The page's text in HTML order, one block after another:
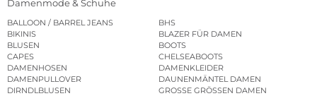
Damenmode & Schuhe
BALLOON / BARREL JEANS
BHS
BIKINIS
BLAZER FÜR DAMEN
BLUSEN
BOOTS
CAPES
CHELSEABOOTS
DAMENHOSEN
DAMENKLEIDER
DAMENPULLOVER
DAUNENMÄNTEL DAMEN
DIRNDLBLUSEN
GROSSE GRÖSSEN DAMEN